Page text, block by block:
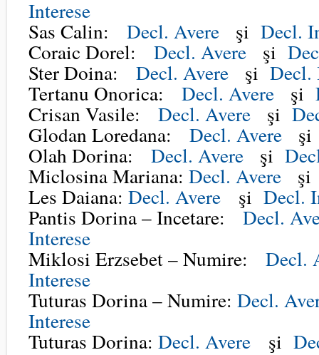
Interese
Sas Calin: Decl. Avere şi Decl.
Coraic Dorel: Decl. Avere şi
Ster Doina: Decl. Avere şiDecl.
Tertanu Onorica: Decl. Avere şi
Crisan Vasile: Decl. Avere şi
Glodan Loredana: Decl. Avere
Olah Dorina: Decl. Avere şi
Miclosina Mariana: Decl. Avere
Les Daiana: Decl. Avere şi Decl.
Pantis Dorina – Incetare: Decl.
Interese
Miklosi Erzsebet – Numire: Decl.
Interese
Tuturas Dorina – Numire: Decl.
Interese
Tuturas Dorina: Decl. Avere şi